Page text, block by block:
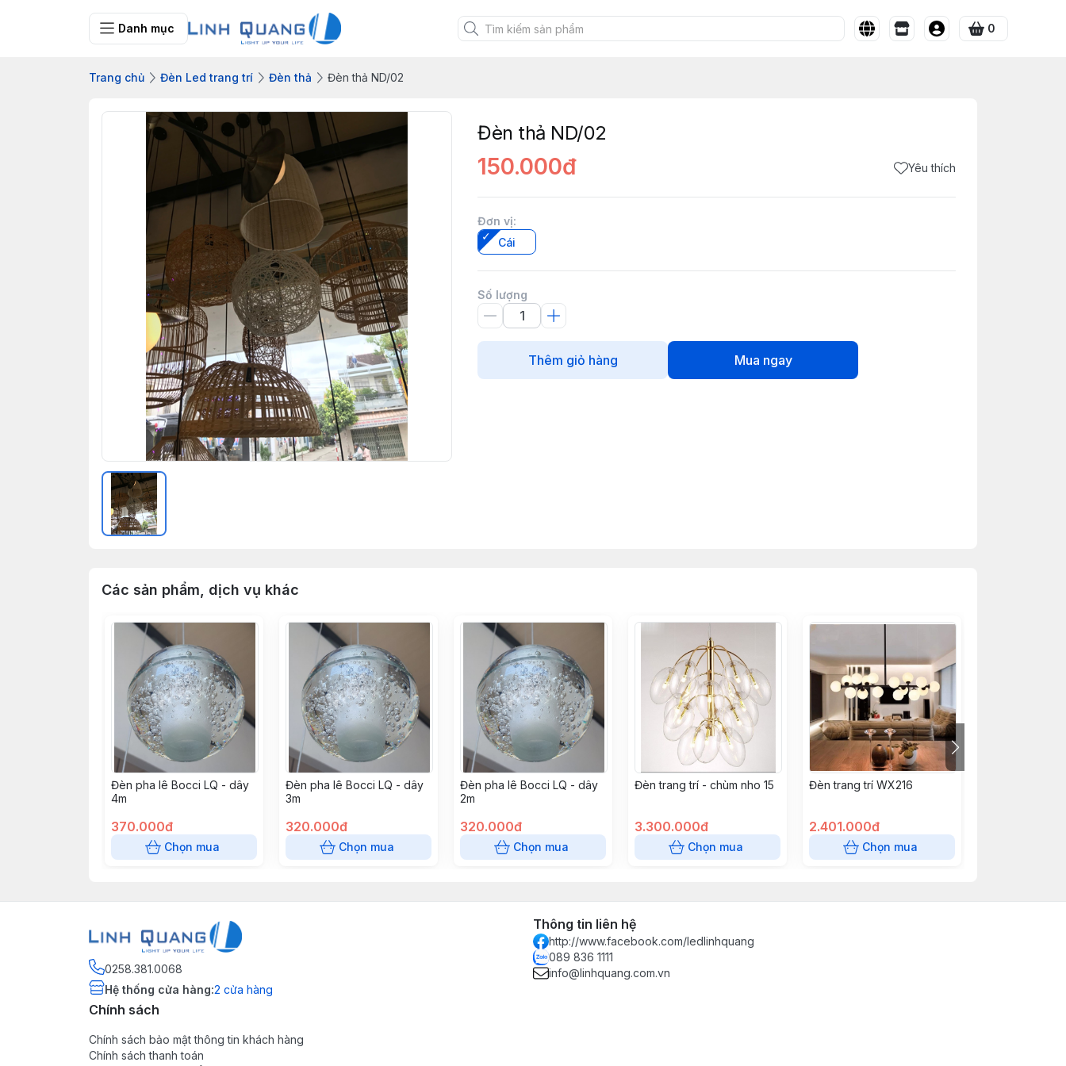
Danh mục 0
Trang chủ Đèn Led trang trí Đèn thả Đèn thả ND/02
Đèn thả ND/02
150.000đ Yêu thích
Đơn vị:
Cái
Số lượng
Thêm giỏ hàng Mua ngay
Các sản phẩm, dịch vụ khác
Đèn pha lê Bocci LQ - dây
4m
370.000đ
Chọn mua
Đèn pha lê Bocci LQ - dây
3m
320.000đ
Chọn mua
Đèn pha lê Bocci LQ - dây
2m
320.000đ
Chọn mua
Đèn trang trí - chùm nho 15
3.300.000đ
Chọn mua
Đèn trang trí WX216
2.401.000đ
Chọn mua
0258.381.0068
Hệ thống cửa hàng:2 cửa hàng
Thông tin liên hệ
http://www.facebook.com/ledlinhquang
089 836 1111
info@linhquang.com.vn
Chính sách
Chính sách bảo mật thông tin khách hàng
Chính sách thanh toán